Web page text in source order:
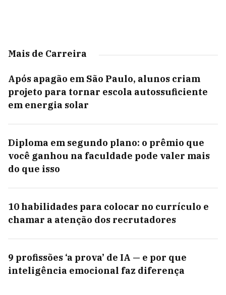
Mais de Carreira
Após apagão em São Paulo, alunos criam
projeto para tornar escola autossuficiente
em energia solar
Diploma em segundo plano: o prêmio que
você ganhou na faculdade pode valer mais
do que isso
10 habilidades para colocar no currículo e
chamar a atenção dos recrutadores
9 profissões ‘a prova’ de IA — e por que
inteligência emocional faz diferença